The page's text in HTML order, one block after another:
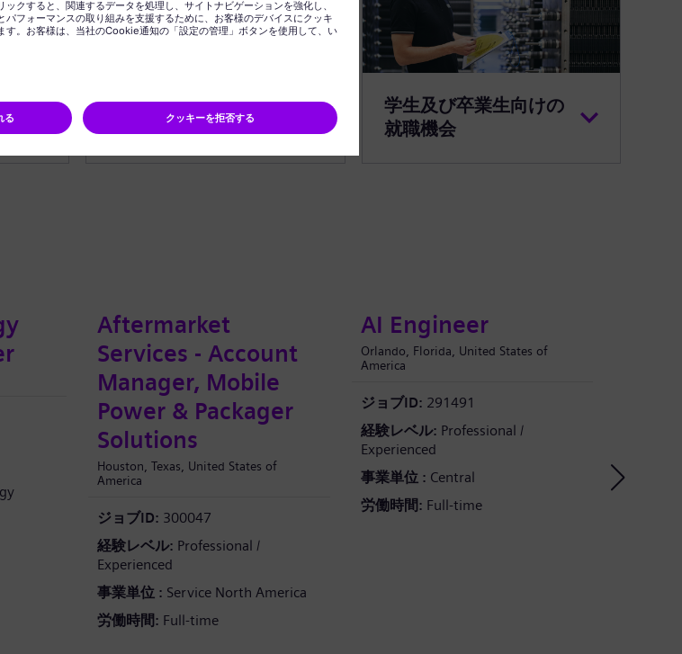
情報テクノロジー職
学生及び卒業生向けの
就職機会
Aftermarket
Services - Account
Manager, Mobile
Power & Packager
Solutions
Houston, Texas, United States of
America
ジョブID: 300047
経験レベル: Professional /
Experienced
事業単位 : Service North America
労働時間: Full-time
AI Engineer
Orlando, Florida, United States of
America
ジョブID: 291491
経験レベル: Professional /
Experienced
事業単位 : Central
労働時間: Full-time